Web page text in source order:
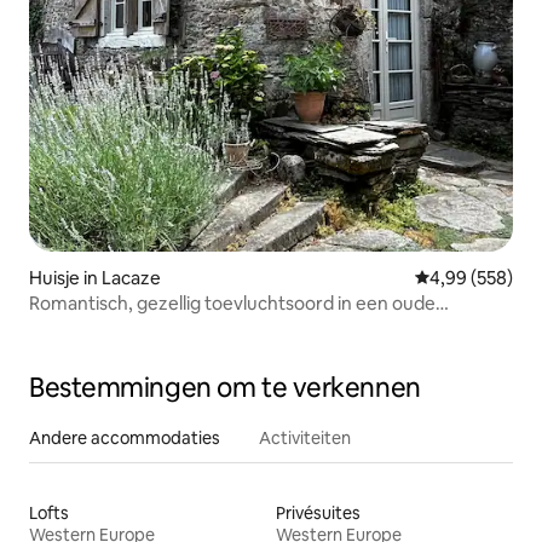
Huisje in Lacaze Gemiddelde
4,99 (558)
Romantisch, gezellig toevluchtsoord in een oude
Bestemmingen om te verkennen
Andere accommodaties Activiteiten
Lofts
Western Europe
Privésuites
Western Europe